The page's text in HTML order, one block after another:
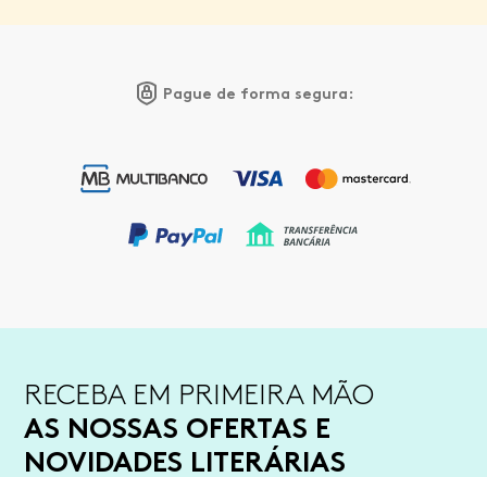
Pague de forma segura:
RECEBA EM PRIMEIRA MÃO
AS NOSSAS OFERTAS E
NOVIDADES LITERÁRIAS